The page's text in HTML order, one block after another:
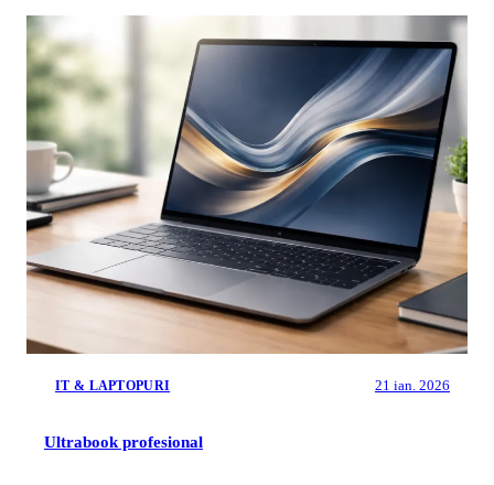
IT & LAPTOPURI 21 ian. 2026
Ultrabook profesional